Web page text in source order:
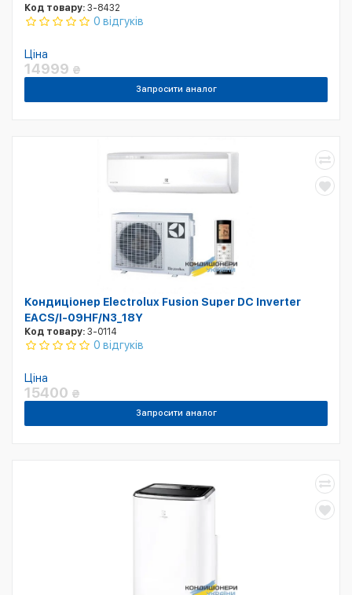
Код товару: 3-8432
0 відгуків
Ціна
14999 ₴
Запросити аналог
Кондиціонер Electrolux Fusion Super DC Inverter
EACS/I-09HF/N3_18Y
Код товару: 3-0114
0 відгуків
Ціна
15400 ₴
Запросити аналог